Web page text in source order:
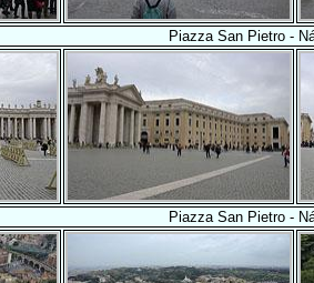
Piazza San Pietro -
Piazza San Pietro -